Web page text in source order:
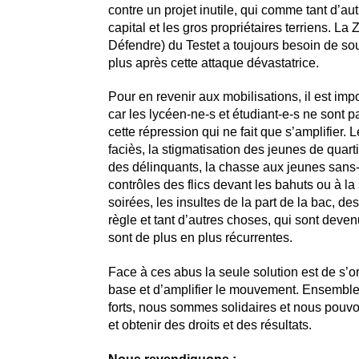
contre un projet inutile, qui comme tant
capital et les gros propriétaires terriens. La
Défendre) du Testet a toujours besoin de
plus après cette attaque dévastatrice.
Pour en revenir aux mobilisations, il est
car les lycéen-ne-s et étudiant-e-s ne sont
cette répression qui ne fait que s’amplifier.
faciès, la stigmatisation des jeunes de
des délinquants, la chasse aux jeunes
contrôles des flics devant les bahuts ou à la
soirées, les insultes de la part de la bac,
règle et tant d’autres choses, qui sont
sont de plus en plus récurrentes.
Face à ces abus la seule solution est de
base et d’amplifier le mouvement.
forts, nous sommes solidaires et nous
et obtenir des droits et des résultats.